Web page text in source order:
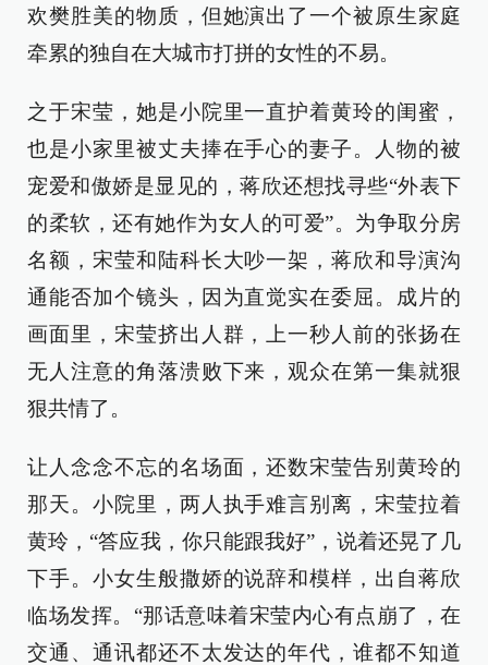
欢樊胜美的物质，但她演出了一个被原生家庭
牵累的独自在大城市打拼的女性的不易。
之于宋莹，她是小院里一直护着黄玲的闺蜜，
也是小家里被丈夫捧在手心的妻子。人物的被
宠爱和傲娇是显见的，蒋欣还想找寻些“外表下
的柔软，还有她作为女人的可爱”。为争取分房
名额，宋莹和陆科长大吵一架，蒋欣和导演沟
通能否加个镜头，因为直觉实在委屈。成片的
画面里，宋莹挤出人群，上一秒人前的张扬在
无人注意的角落溃败下来，观众在第一集就狠
狠共情了。
让人念念不忘的名场面，还数宋莹告别黄玲的
那天。小院里，两人执手难言别离，宋莹拉着
黄玲，“答应我，你只能跟我好”，说着还晃了几
下手。小女生般撒娇的说辞和模样，出自蒋欣
临场发挥。“那话意味着宋莹内心有点崩了，在
交通、通讯都还不太发达的年代，谁都不知道